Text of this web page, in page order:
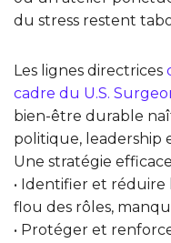
du stress restent
Les lignes directrices
cadre du U.S.
bien-être durable
politique, leadership
Une stratégie
• Identifier et réduire
flou des rôles,
• Protéger et